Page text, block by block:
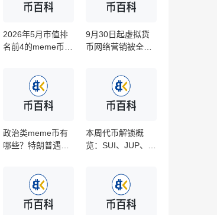
2026年5月市值排
名前4的meme币项
9月30日起虚拟货
币网络营销被全面
政治类meme币有
哪些？特朗普遇刺
本周代币解锁概
览：SUI、JUP、
住抛压？